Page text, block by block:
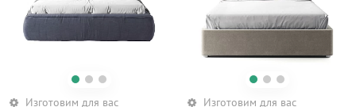
Изготовим для вас Изготовим для вас